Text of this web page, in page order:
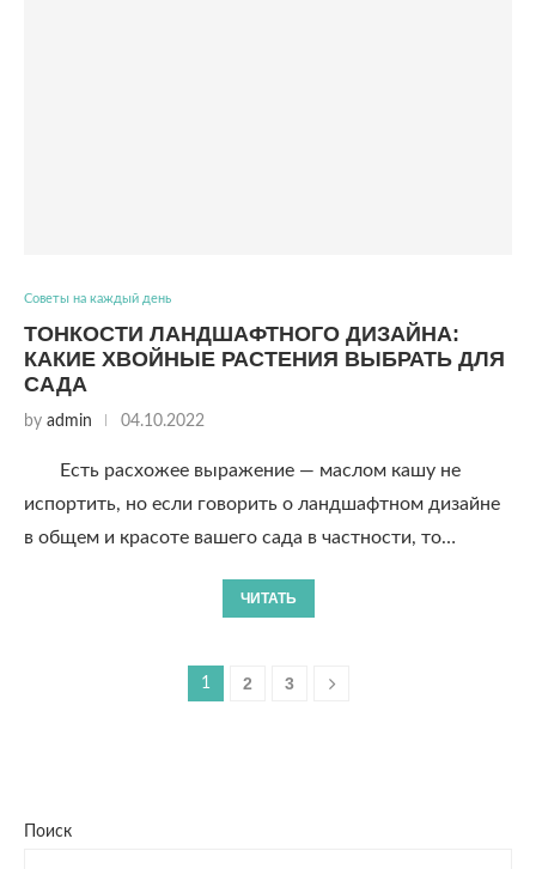
Советы на каждый день
ТОНКОСТИ ЛАНДШАФТНОГО ДИЗАЙНА:
КАКИЕ ХВОЙНЫЕ РАСТЕНИЯ ВЫБРАТЬ ДЛЯ
САДА
by admin 04.10.2022
Есть расхожее выражение — маслом кашу не
испортить, но если говорить о ландшафтном дизайне
в общем и красоте вашего сада в частности, то…
ЧИТАТЬ
1 2 3
Поиск